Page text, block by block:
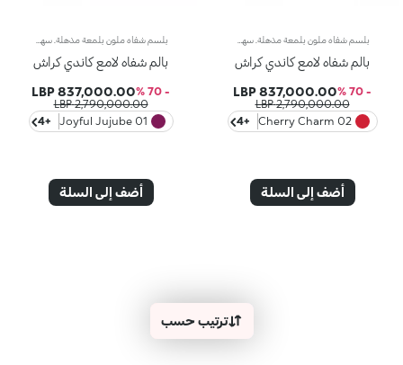
بالم شفاه لامع كاندي كراش
- 70 %
837,000.00 LBP
2,790,000.00 LBP
02 Cherry Charm
+4
أضف إلى السلة
بالم شفاه لامع كاندي كراش
- 70 %
837,000.00 LBP
2,790,000.00 LBP
01 Joyful Jujube
+4
أضف إلى السلة
ترتيب حسب